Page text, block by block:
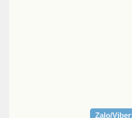
Zalo/